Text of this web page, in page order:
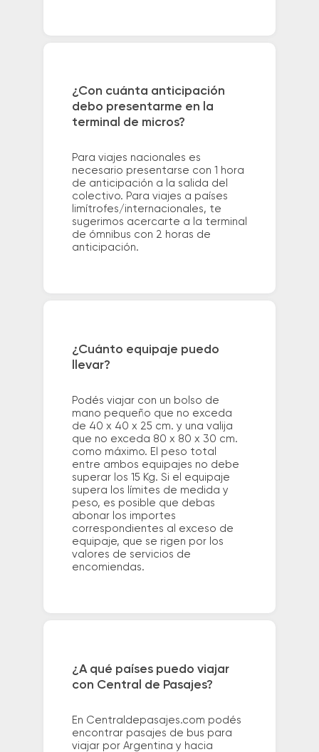
¿Con cuánta anticipación
debo presentarme en la
terminal de micros?
Para viajes nacionales es
necesario presentarse con 1 hora
de anticipación a la salida del
colectivo. Para viajes a países
limítrofes/internacionales, te
sugerimos acercarte a la terminal
de ómnibus con 2 horas de
anticipación.
¿Cuánto equipaje puedo
llevar?
Podés viajar con un bolso de
mano pequeño que no exceda
de 40 x 40 x 25 cm. y una valija
que no exceda 80 x 80 x 30 cm.
como máximo. El peso total
entre ambos equipajes no debe
superar los 15 Kg. Si el equipaje
supera los límites de medida y
peso, es posible que debas
abonar los importes
correspondientes al exceso de
equipaje, que se rigen por los
valores de servicios de
encomiendas.
¿A qué países puedo viajar
con Central de Pasajes?
En Centraldepasajes.com podés
encontrar pasajes de bus para
viajar por Argentina y hacia